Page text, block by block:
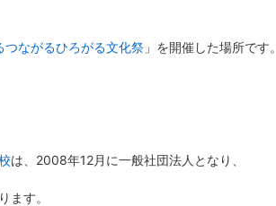
つながるひろがる文化祭 」を開催した場所です。
は、2008年12月に一般社団法人となり、
ます。